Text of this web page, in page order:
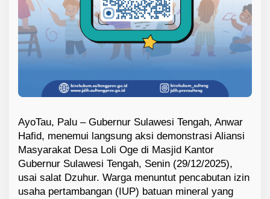
AyoTau, Palu – Gubernur Sulawesi Tengah, Anwar
Hafid, menemui langsung aksi demonstrasi Aliansi
Masyarakat Desa Loli Oge di Masjid Kantor
Gubernur Sulawesi Tengah, Senin (29/12/2025),
usai salat Dzuhur. Warga menuntut pencabutan izin
usaha pertambangan (IUP) batuan mineral yang